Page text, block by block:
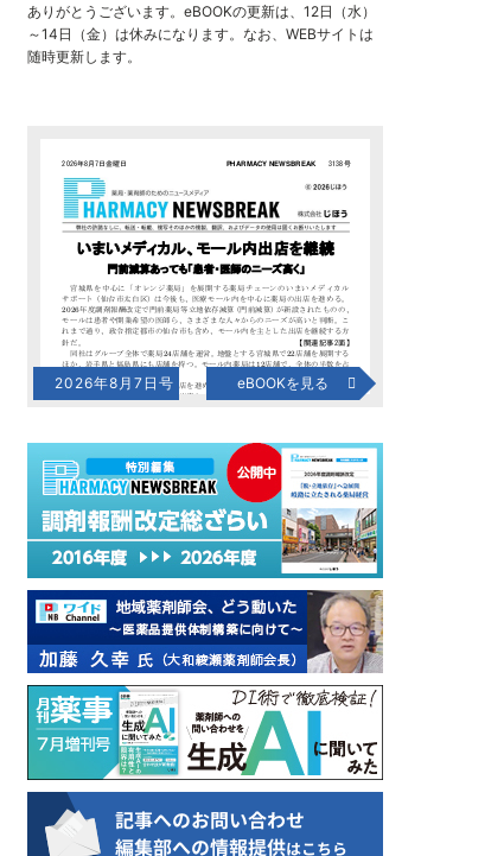
ありがとうございます。eBOOKの更新は、12日（水）
～14日（金）は休みになります。なお、WEBサイトは
随時更新します。
2026年8月7日号 eBOOKを見る